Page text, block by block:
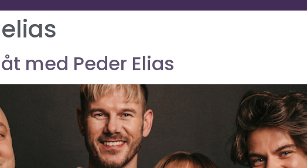
med Peder Elias